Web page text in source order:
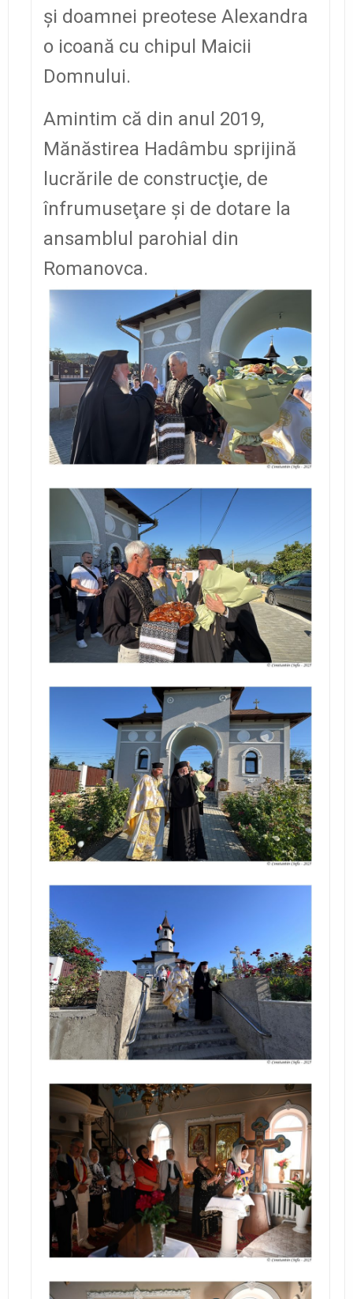
şi doamnei preotese Alexandra
o icoană cu chipul Maicii
Domnului.
Amintim că din anul 2019,
Mănăstirea Hadâmbu sprijină
lucrările de construcţie, de
înfrumuseţare şi de dotare la
ansamblul parohial din
Romanovca.